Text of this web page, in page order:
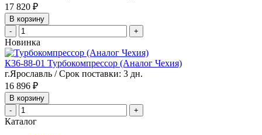
17 820 ₽
В корзину
-
+
Новинка
К36-88-01 Турбокомпрессор (Аналог Чехия)
г.Ярославль / Срок поставки: 3 дн.
16 896 ₽
В корзину
-
+
Каталог